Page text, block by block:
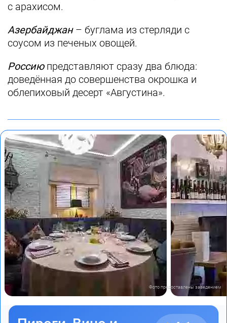
с арахисом.
Азербайджан– буглама из стерляди с
соусом из печеных овощей.
Россиюпредставляют сразу два блюда:
доведённая до совершенства окрошка и
облепиховый десерт «Августина».
Фото предоставлены заведением